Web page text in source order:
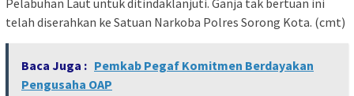
telah diserahkan ke Satuan Narkoba Polres Sorong Kota. (cmt)
Baca Juga : Pemkab Pegaf Komitmen Berdayakan
Pengusaha OAP